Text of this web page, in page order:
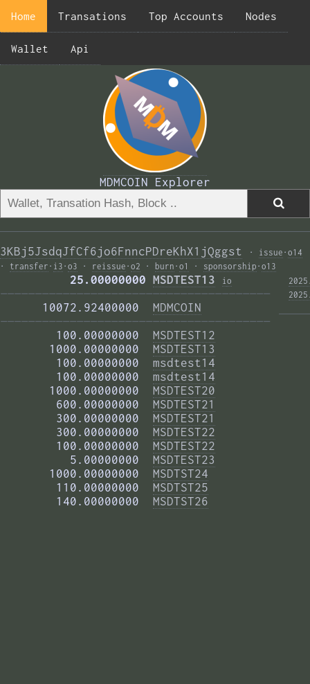
Home Transations Top Accounts Nodes
Wallet Api
MDMCOIN Explorer
3KBj5JsdqJfCf6jo6FnncPDreKhX1jQggst · issue · o14
· transfer · i3 · o3 · reissue · o2 · burn · o1 · sponsorship · o13
          25.00000000
MSDTEST13 io
———————————————————————————————————————
      10072.92400000
MDMCOIN
———————————————————————————————————————
        100.00000000
MSDTEST12
       1000.00000000
MSDTEST13
        100.00000000
msdtest14
        100.00000000
msdtest14
       1000.00000000
MSDTEST20
        600.00000000
MSDTEST21
        300.00000000
MSDTEST21
        300.00000000
MSDTEST22
        100.00000000
MSDTEST22
          5.00000000
MSDTEST23
       1000.00000000
MSDTST24
        110.00000000
MSDTST25
        140.00000000
MSDTST26